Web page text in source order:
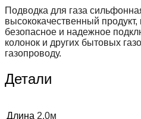
Подводка для газа
высококачественный
безопасное и надежное
колонок и других бытовых
газопроводу.
Детали
Длина 2.0м